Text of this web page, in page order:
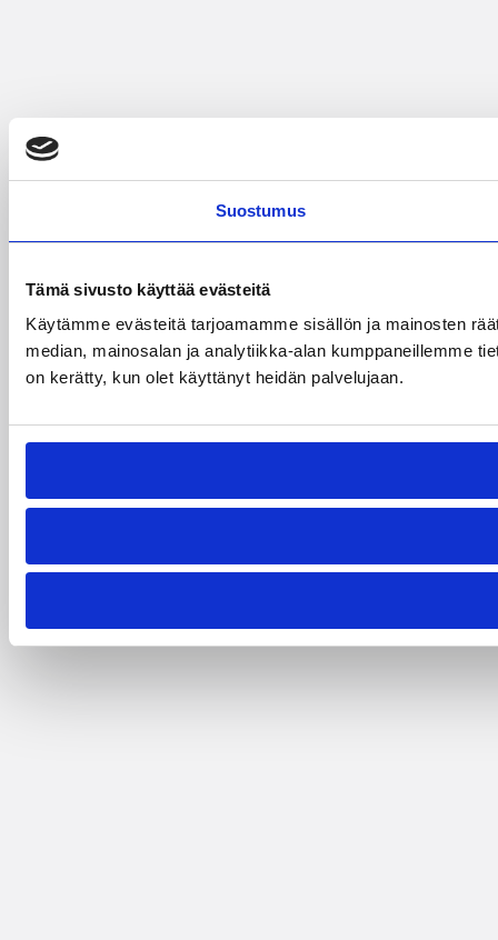
Suostumus
Tämä sivusto käyttää evästeitä
Käytämme evästeitä tarjoamamme sisällön ja mainosten
median, mainosalan ja analytiikka-alan kumppaneillemme
on kerätty, kun olet käyttänyt heidän palvelujaan.